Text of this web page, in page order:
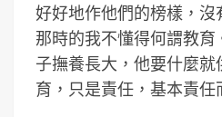
好好地作他們的榜樣，沒
那時的我不懂得何謂教
子撫養長大，他要什麼
育，只是責任，基本責任